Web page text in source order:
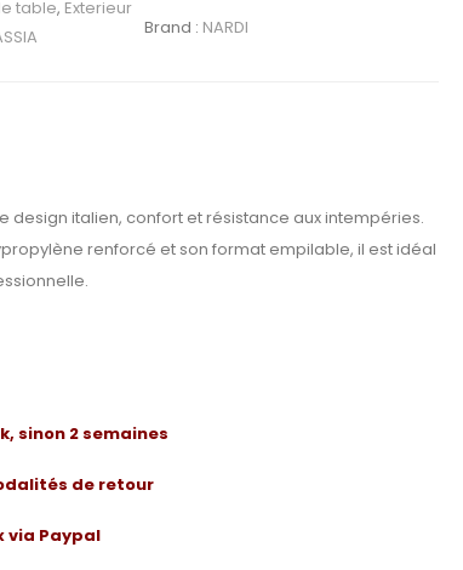
table, Exterieur
Brand : NARDI
design italien, confort et résistance aux intempéries.
renforcé et son format empilable, il est idéal
sinon 2 semaines
de retour
via Paypal